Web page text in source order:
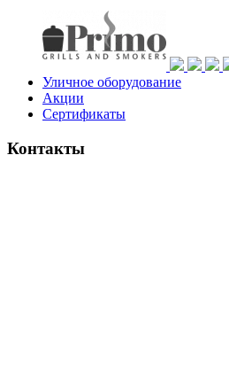
Уличное оборудование
Акции
Сертификаты
Контакты